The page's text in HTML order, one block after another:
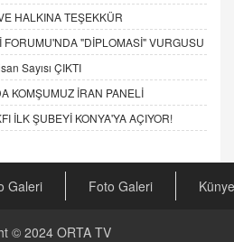
HALKINA TEŞEKKÜR
FORUMU'NDA "DİPLOMASİ" VURGUSU
Sayısı ÇIKTI
KOMŞUMUZ İRAN PANELİ
İLK ŞUBEYİ KONYA'YA AÇIYOR!
Galeri Foto Galeri Künye
© 2024 ORTA TV